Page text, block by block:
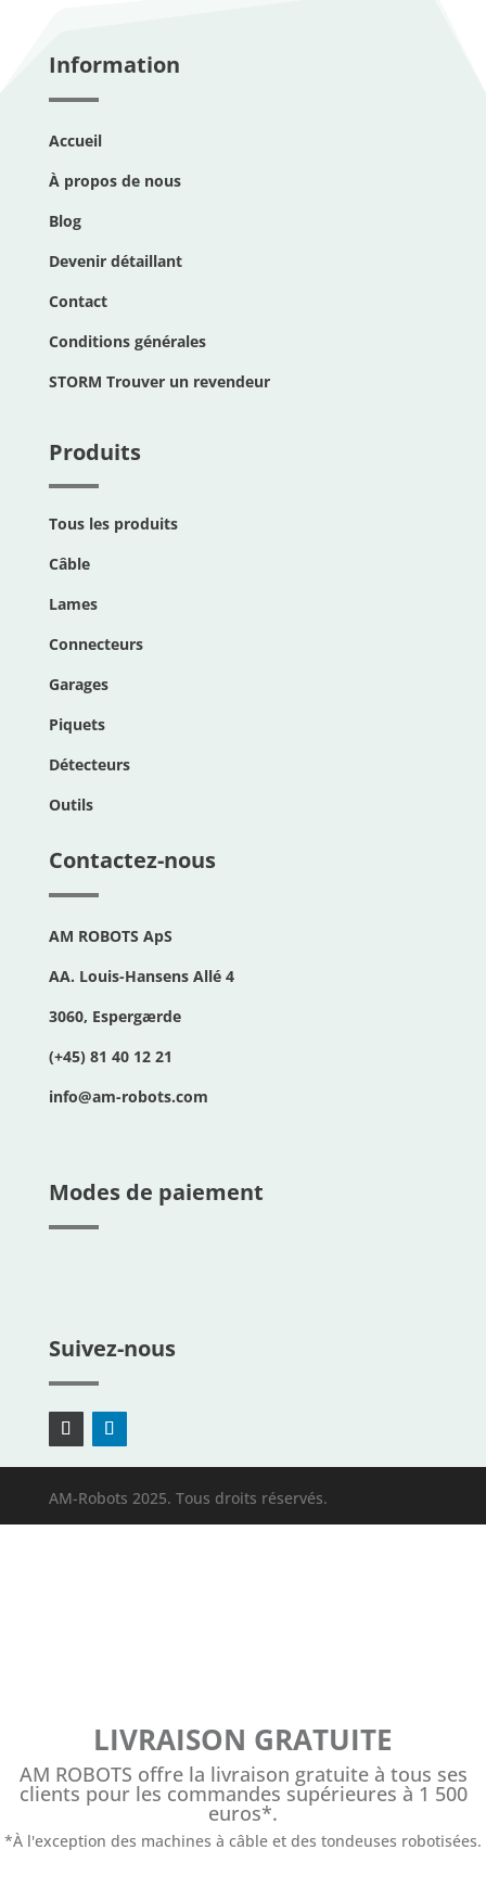
Information
Accueil
À propos de nous
Blog
Devenir détaillant
Contact
Conditions générales
STORM Trouver un revendeur
Produits
Tous les produits
Câble
Lames
Connecteurs
Garages
Piquets
Détecteurs
Outils
Contactez-nous
AM ROBOTS ApS
AA. Louis-Hansens Allé 4
3060, Espergærde
(+45) 81 40 12 21
info@am-robots.com
Modes de paiement
Suivez-nous
AM-Robots 2025. Tous droits réservés.
LIVRAISON GRATUITE
AM ROBOTS offre la livraison gratuite à tous ses
clients pour les commandes supérieures à 1 500
euros*.
*À l'exception des machines à câble et des tondeuses robotisées.